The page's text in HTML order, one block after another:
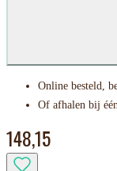
Online besteld,
Of afhalen bij
148,15